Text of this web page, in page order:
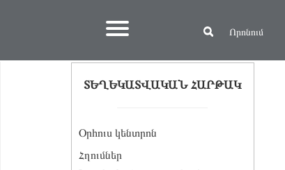
ՏԵՂԵԿԱՏՎԱԿԱՆ ՀԱՐԹԱԿ
Օրհուս կենտրոն
Հղումներ